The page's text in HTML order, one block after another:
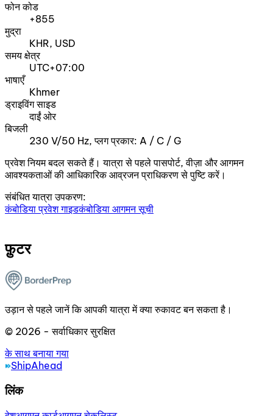
फोन कोड
+855
मुद्रा
KHR, USD
समय क्षेत्र
UTC+07:00
भाषाएँ
Khmer
ड्राइविंग साइड
दाईं ओर
बिजली
230 V/50 Hz, प्लग प्रकार: A / C / G
प्रवेश नियम बदल सकते हैं। यात्रा से पहले पासपोर्ट, वीज़ा और आगमन
आवश्यकताओं की आधिकारिक आव्रजन प्राधिकरण से पुष्टि करें।
संबंधित यात्रा उपकरण:
कंबोडिया प्रवेश गाइडकंबोडिया आगमन सूची
फ़ुटर
उड़ान से पहले जानें कि आपकी यात्रा में क्या रुकावट बन सकता है।
© 2026 - सर्वाधिकार सुरक्षित
के साथ बनाया गया
ShipAhead
लिंक